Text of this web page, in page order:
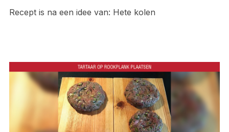
Recept is na een idee van: Hete kolen